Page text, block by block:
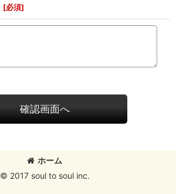
[必須]
確認画面へ
ホーム
© 2017 soul to soul inc.